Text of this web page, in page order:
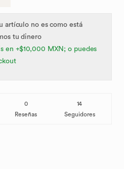
artículo no es como está
tu dinero
en +$10,000 MXN; o puedes
0
Reseñas
14
Seguidores